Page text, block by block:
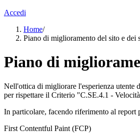
Accedi
Home/
Piano di miglioramento del sito e dei
Piano di
Nell'ottica di migliorare l'esperienza utente
per rispettare il Criterio "C.SE.4.1 -
In particolare, facendo riferimento al report
First Contentful Paint (FCP)